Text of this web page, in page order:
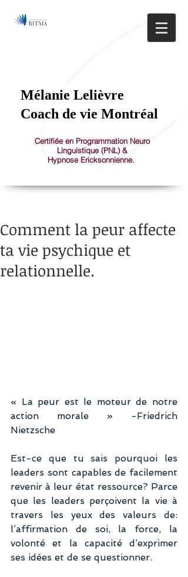
Mélanie Lelièvre
Coach de vie Montréal
Certifiée en Programmation Neuro
Linguistique (PNL) &
Hypnose Ericksonnienne.
Comment la peur affecte
ta vie psychique et
relationnelle.
« La peur est le moteur de notre
action morale » -Friedrich
Nietzsche
Est-ce que tu sais pourquoi les
leaders sont capables de facilement
revenir à leur état ressource? Parce
que les leaders perçoivent la vie à
travers les yeux des valeurs de:
l’affirmation de soi, la force, la
volonté et la capacité d’exprimer
ses idées et de se questionner.